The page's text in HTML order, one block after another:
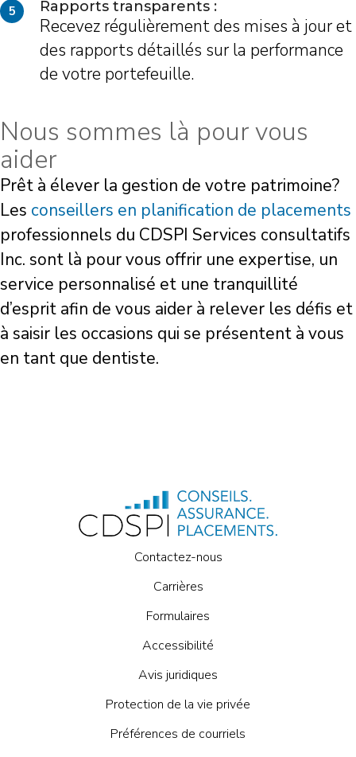
5 Rapports transparents :
Recevez régulièrement des mises à jour et
des rapports détaillés sur la performance
de votre portefeuille.
Nous sommes là pour vous
aider
Prêt à élever la gestion de votre patrimoine?
Les conseillers en planification de placements
professionnels du CDSPI Services consultatifs
Inc. sont là pour vous offrir une expertise, un
service personnalisé et une tranquillité
d’esprit afin de vous aider à relever les défis et
à saisir les occasions qui se présentent à vous
en tant que dentiste.
Contactez-nous
Carrières
Formulaires
Accessibilité
Avis juridiques
Protection de la vie privée
Préférences de courriels